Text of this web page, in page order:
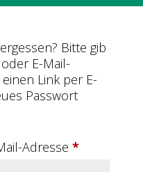
Bitte gib
E-Mail-
Link per E-
Passwort
Adresse *